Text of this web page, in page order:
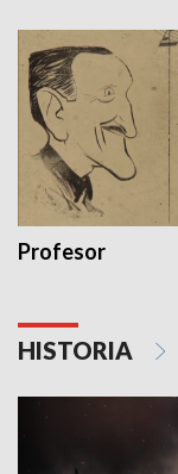
Profesor
HISTORIA